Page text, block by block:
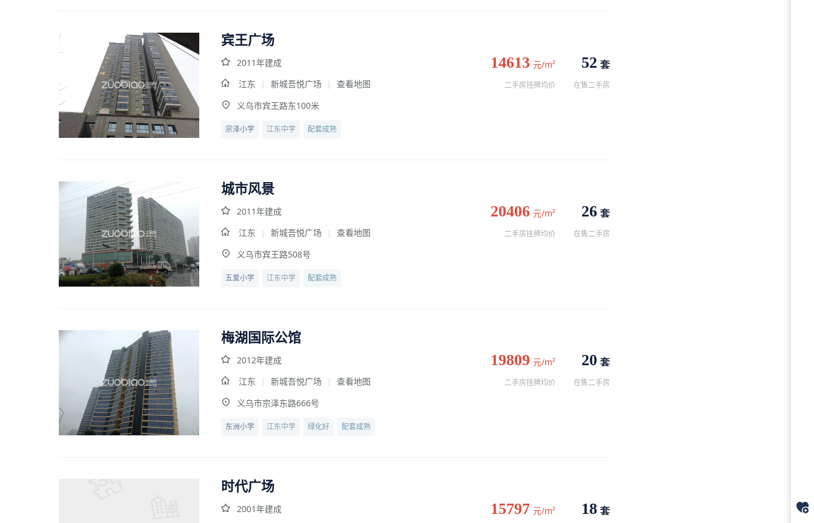
宾王广场
2011年建成
江东
| 新城吾悦广场 |
查看地图
义乌市宾王路东100米
宗泽小学 江东中学 配套成熟
14613 元/m²
二手房挂牌均价
52 套
在售二手房
城市风景
2011年建成
江东
| 新城吾悦广场 |
查看地图
义乌市宾王路508号
五爱小学 江东中学 配套成熟
20406 元/m²
二手房挂牌均价
26 套
在售二手房
梅湖国际公馆
2012年建成
江东
| 新城吾悦广场 |
查看地图
义乌市宗泽东路666号
东洲小学 江东中学 绿化好 配套成熟
19809 元/m²
二手房挂牌均价
20 套
在售二手房
时代广场
2001年建成
15797 元/m² 18 套